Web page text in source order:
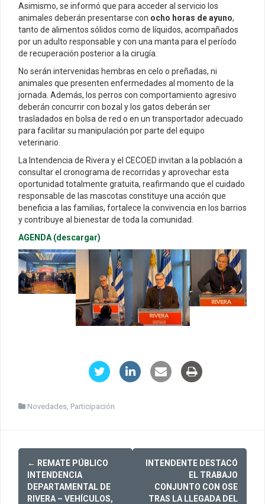
Asimismo, se informó que para acceder al servicio los
animales deberán presentarse con ocho horas de ayuno,
tanto de alimentos sólidos como de líquidos, acompañados
por un adulto responsable y con una manta para el período
de recuperación posterior a la cirugía.
No serán intervenidas hembras en celo o preñadas, ni
animales que presenten enfermedades al momento de la
jornada. Además, los perros con comportamiento agresivo
deberán concurrir con bozal y los gatos deberán ser
trasladados en bolsa de red o en un transportador adecuado
para facilitar su manipulación por parte del equipo
veterinario.
La Intendencia de Rivera y el CECOED invitan a la población a
consultar el cronograma de recorridas y aprovechar esta
oportunidad totalmente gratuita, reafirmando que el cuidado
responsable de las mascotas constituye una acción que
beneficia a las familias, fortalece la convivencia en los barrios
y contribuye al bienestar de toda la comunidad.
AGENDA (descargar)
Novedades Participación
Post
navigation
← REMATE PÚBLICO
INTENDENCIA
DEPARTAMENTAL DE
RIVERA – VEHÍCULOS,
INTENDENTE DESTACÓ
EL TRABAJO
CONJUNTO CON OSE
TRAS LA LLEGADA DEL